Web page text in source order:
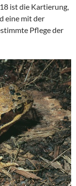
ist die Kartierung,
eine mit der
Pflege der